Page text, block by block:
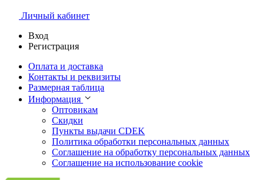
Личный кабинет
Вход
Регистрация
Оплата и доставка
Контакты и реквизиты
Размерная таблица
Информация
Оптовикам
Скидки
Пункты выдачи CDEK
Политика обработки персональных данных
Соглашение на обработку персональных данных
Соглашение на использование cookie